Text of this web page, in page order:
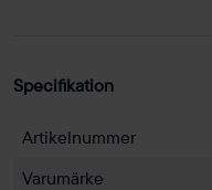
Specifikation
Artikelnummer
Varumärke